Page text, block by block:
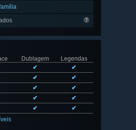
Dublagem
Legendas
✔
✔
✔
✔
✔
✔
✔
✔
✔
✔